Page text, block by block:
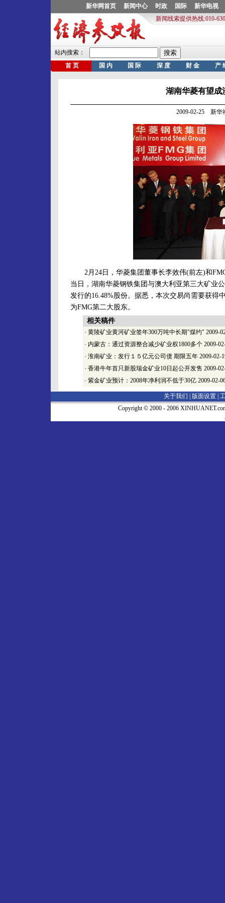
湖南华菱有望成
2009-02-25 新华
2月24日，华菱集团董事长李效伟(前左)和
当日，湖南华菱钢铁集团与澳大利亚第三大矿业
发行的16.48%股份。据悉，本次交易尚需要获得
为FMG第二大股东。
相关稿件
· 黄陵矿业黄河矿业签年300万吨中长期"煤约" 2009-
· 内蒙古：通过资源整合减少矿业权1800多个 2009-
· 淮南矿业：发行１５亿元公司债 期限五年 2009-02-
· 香港牛年首只新股瑞金矿业10日起公开发售 2009-
· 紫金矿业预计：2008年净利润不低于30亿 2009-02-
关于我们 | 版面设置
Copyright © 2000 - 2006